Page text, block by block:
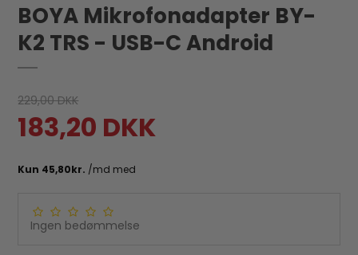
BOYA Mikrofonadapter BY-
K2 TRS - USB-C Android
229,00 DKK
183,20 DKK
Ingen bedømmelse